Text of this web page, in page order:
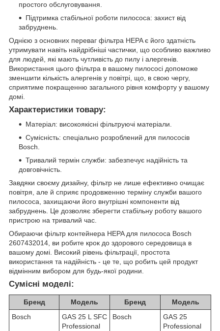
простого обслуговування.
Підтримка стабільної роботи пилососа: захист від
забруднень.
Однією з основних переваг фільтра HEPA є його здатність
утримувати навіть найдрібніші частички, що особливо важливо
для людей, які мають чутливість до пилу і алергенів.
Використання цього фільтра в вашому пилососі допоможе
зменшити кількість алергенів у повітрі, що, в свою чергу,
сприятиме покращенню загального рівня комфорту у вашому
домі.
Характеристики товару:
Матеріал: високоякісні фільтруючі матеріали.
Сумісність: спеціально розроблений для пилососів
Bosch.
Тривалий термін служби: забезпечує надійність та
довговічність.
Завдяки своєму дизайну, фільтр не лише ефективно очищає
повітря, але й сприяє продовженню терміну служби вашого
пилососа, захищаючи його внутрішні компоненти від
забруднень. Це дозволяє зберегти стабільну роботу вашого
пристрою на тривалий час.
Обираючи фільтр контейнера HEPA для пилососа Bosch
2607432014, ви робите крок до здорового середовища в
вашому домі. Високий рівень фільтрації, простота
використання та надійність - це те, що робить цей продукт
відмінним вибором для будь-якої родини.
Сумісні моделі:
Бренд Модель Бренд
Модель
Bosch
GAS 25 L SFC
Professional
Bosch
GAS 25
Professional